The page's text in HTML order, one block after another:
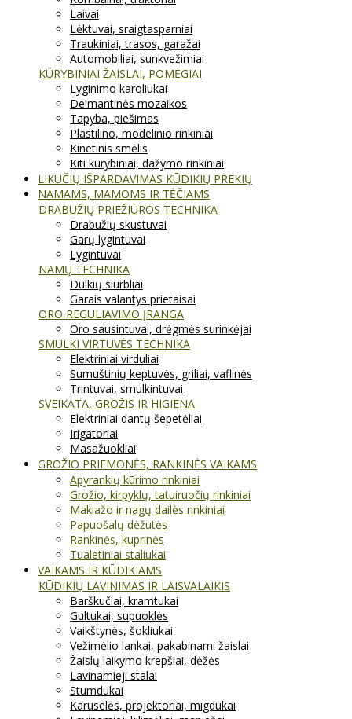
Laivai
Lėktuvai, sraigtasparniai
Traukiniai, trasos, garažai
Automobiliai, sunkvežimiai
KŪRYBINIAI ŽAISLAI, POMĖGIAI
Lyginimo karoliukai
Deimantinės mozaikos
Tapyba, piešimas
Plastilino, modelinio rinkiniai
Kinetinis smėlis
Kiti kūrybiniai, dažymo rinkiniai
LIKUČIŲ IŠPARDAVIMAS KŪDIKIŲ PREKIŲ
NAMAMS, MAMOMS IR TĖČIAMS
DRABUŽIŲ PRIEŽIŪROS TECHNIKA
Drabužių skustuvai
Garų lygintuvai
Lygintuvai
NAMŲ TECHNIKA
Dulkių siurbliai
Garais valantys prietaisai
ORO REGULIAVIMO ĮRANGA
Oro sausintuvai, drėgmės surinkėjai
SMULKI VIRTUVĖS TECHNIKA
Elektriniai virduliai
Sumuštinių keptuvės, griliai, vaflinės
Trintuvai, smulkintuvai
SVEIKATA, GROŽIS IR HIGIENA
Elektriniai dantų šepetėliai
Irigatoriai
Masažuokliai
GROŽIO PRIEMONĖS, RANKINĖS VAIKAMS
Apyrankių kūrimo rinkiniai
Grožio, kirpyklų, tatuiruočių rinkiniai
Makiažo ir nagų dailės rinkiniai
Papuošalų dėžutės
Rankinės, kuprinės
Tualetiniai staliukai
VAIKAMS IR KŪDIKIAMS
KŪDIKIŲ LAVINIMAS IR LAISVALAIKIS
Barškučiai, kramtukai
Gultukai, supuoklės
Vaikštynės, šokliukai
Vežimėlio lankai, pakabinami žaislai
Žaislų laikymo krepšiai, dėžės
Lavinamieji stalai
Stumdukai
Karuselės, projektoriai, migdukai